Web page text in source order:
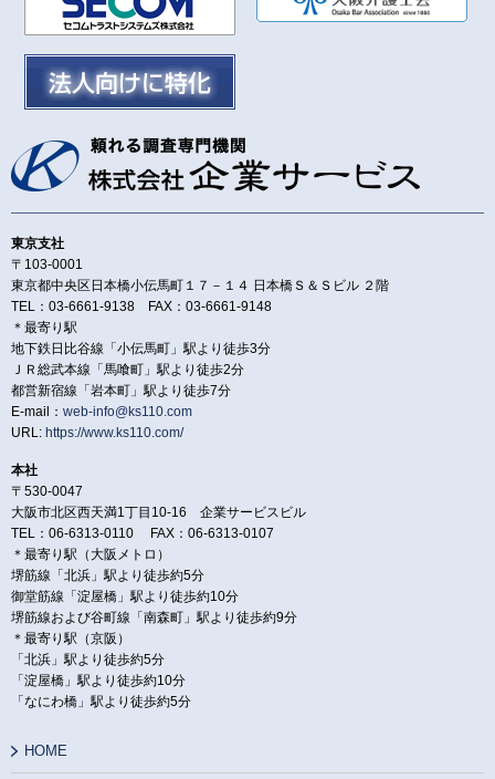
東京支社
〒103-0001
東京都中央区日本橋小伝馬町１７－１４ 日本橋Ｓ＆Ｓビル ２階
TEL：03-6661-9138 FAX：03-6661-9148
＊最寄り駅
地下鉄日比谷線「小伝馬町」駅より徒歩3分
ＪＲ総武本線「馬喰町」駅より徒歩2分
都営新宿線「岩本町」駅より徒歩7分
E-mail： web-info@ks110.com
URL: https://www.ks110.com/
本社
〒530-0047
大阪市北区西天満1丁目10-16 企業サービスビル
TEL：06-6313-0110 FAX：06-6313-0107
＊最寄り駅（大阪メトロ）
堺筋線「北浜」駅より徒歩約5分
御堂筋線「淀屋橋」駅より徒歩約10分
堺筋線および谷町線「南森町」駅より徒歩約9分
＊最寄り駅（京阪）
「北浜」駅より徒歩約5分
「淀屋橋」駅より徒歩約10分
「なにわ橋」駅より徒歩約5分
HOME